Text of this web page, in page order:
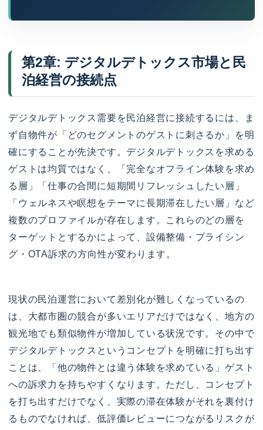
第2章: デジタルデトックス市場と民
泊経営の接続点
デジタルデトックス需要を民泊経営に接続するには、ま
ず自物件が「どのセグメントのゲストに刺さるか」を明
確にすることが先決です。デジタルデトックスを求める
ゲストは均質ではなく、「完全なオフライン体験を求め
る層」「仕事の合間に短期間リフレッシュしたい層」
「ウェルネスや瞑想をテーマに長期滞在したい層」など
複数のプロファイルが存在します。これらのどの層を
ターゲットとするかによって、設備整備・プライシン
グ・OTA訴求の方向性が変わります。
現状の民泊運営において差別化が難しくなっているの
は、大都市圏の競合が多いエリアだけではなく、地方の
観光地でも類似物件が増加している状況です。その中で
デジタルデトックスというコンセプトを明確に打ち出す
ことは、「他の物件とは違う体験を求めている」ゲスト
への訴求力を持ちやすくなります。ただし、コンセプト
を打ち出すだけでなく、実際の滞在体験がそれを裏付け
るものでなければ、低評価レビューにつながるリスクが